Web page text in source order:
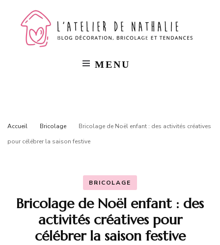
MENU
Accueil Bricolage
Bricolage de Noël enfant : des activités créatives
pour célébrer la saison festive
BRICOLAGE
Bricolage de Noël enfant : des
activités créatives pour
célébrer la saison festive